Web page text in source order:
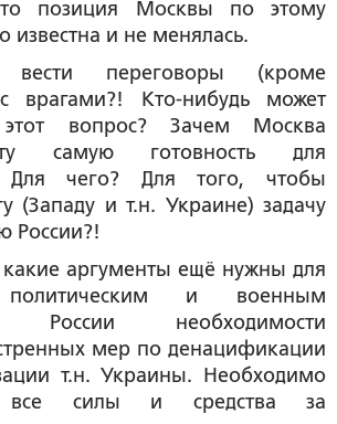
позиция Москвы по этому
известна и не менялась.
переговоры (кроме
врагами?! Кто-нибудь может
вопрос? Зачем Москва
самую готовность для
Для чего? Для того, чтобы
(Западу и т.н. Украине) задачу
России?!
аргументы ещё нужны для
политическим и военным
России необходимости
мер по денацификации
т.н. Украины. Необходимо
все силы и средства за